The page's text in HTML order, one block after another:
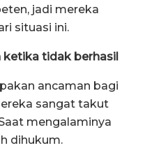
jadi mereka
situasi ini.
ketika tidak berhasil
ancaman bagi
sangat takut
mengalaminya
dihukum.